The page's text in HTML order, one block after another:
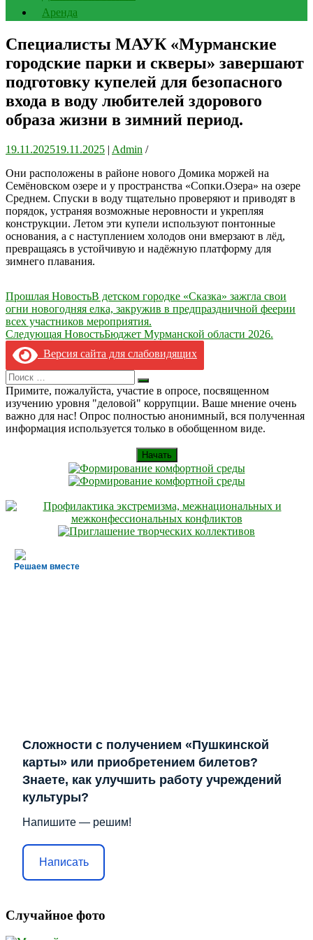
Аренда
Специалисты МАУК «Мурманские
городские парки и скверы» завершают
подготовку купелей для безопасного
входа в воду любителей здорового
образа жизни в зимний период.
19.11.202519.11.2025 | Admin /
Они расположены в районе нового Домика моржей на
Семёновском озере и у пространства «Сопки.Озера» на озере
Среднем. Спуски в воду тщательно проверяют и приводят в
порядок, устраняя возможные неровности и укрепляя
конструкции. Летом эти купели используют понтонные
основания, а с наступлением холодов они вмерзают в лёд,
превращаясь в устойчивую и надёжную платформу для
зимнего плавания.
Навигация
по
записям
Прошлая НовостьВ детском городке «Сказка» зажгла свои
огни новогодняя елка, закружив в предпраздничной феерии
всех участников мероприятия.
Следующая НовостьБюджет Мурманской области 2026.
Версия сайта для слабовидящих
Search
for:
Искать
Примите, пожалуйста, участие в опросе, посвященном
изучению уровня "деловой" коррупции. Ваше мнение очень
важно для нас! Опрос полностью анонимный, вся полученная
информация используется только в обобщенном виде.
Начать
Решаем вместе
Сложности с получением «Пушкинской
карты» или приобретением билетов?
Знаете, как улучшить работу учреждений
культуры?
Напишите — решим!
Написать
Случайное фото